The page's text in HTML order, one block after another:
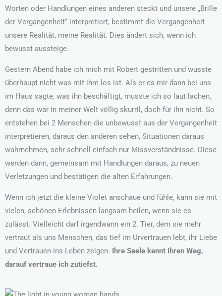
Worten oder Handlungen eines anderen steckt und unsere „Brille
der Vergangenheit“ interpretiert, bestimmt die Vergangenheit
unsere Realität, meine Realität. Dies ändert sich, wenn ich
bewusst aussteige.
Gestern Abend habe ich mich mit Robert gestritten und wusste
überhaupt nicht was mit ihm los ist. Als er es mir dann bei uns
im Haus sagte, was ihn beschäftigt, musste ich so laut lachen,
denn das war in meiner Welt völlig skurril, doch für ihn nicht. So
entstehen bei 2 Menschen die unbewusst aus der Vergangenheit
interpretieren, daraus den anderen sehen, Situationen daraus
wahrnehmen, sehr schnell einfach nur Missverständnisse. Diese
werden dann, gemeinsam mit Handlungen daraus, zu neuen
Verletzungen und bestätigen die alten Erfahrungen.
Wenn ich jetzt die kleine Violet anschaue und fühle, kann sie mit
vielen, schönen Erlebnissen langsam heilen, wenn sie es
zulässt. Vielleicht darf irgendwann ein 2. Tier, dem sie mehr
vertraut als uns Menschen, das tief im Urvertrauen lebt, ihr Liebe
und Vertrauen ins Leben zeigen. Ihre Seele kennt ihren Weg,
darauf vertraue ich zutiefst.